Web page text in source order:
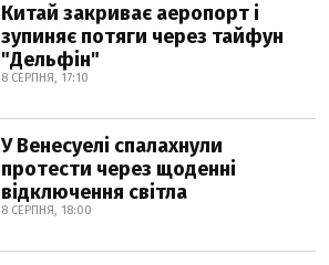
Китай закриває аеропорт і
зупиняє потяги через тайфун
"Дельфін"
8 СЕРПНЯ, 17:10
У Венесуелі спалахнули
протести через щоденні
відключення світла
8 СЕРПНЯ, 18:00